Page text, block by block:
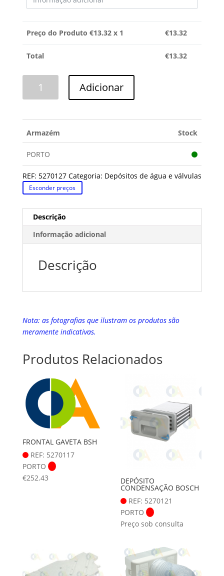
Preço do Produto €13.32 x 1 €13.32
Total €13.32
AEG
Adicionar
Armazém Stock
PORTO
REF: 5270127 Categoria: Depósitos de água e válvulas
Esconder preços
Descrição
Informação adicional
Descrição
Nota: as fotografias que ilustram os produtos são
meramente indicativas.
Produtos Relacionados
FRONTAL GAVETA BSH
REF: 5270117
PORTO
€252.43 DEPÓSITO
CONDENSAÇÃO BOSCH
REF: 5270121
PORTO
Preço sob consulta